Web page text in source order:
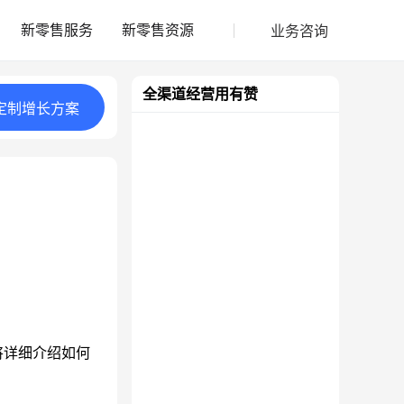
新零售服务 新零售资源 业务咨询
制 增长方案
细介绍如何
全渠道经营用有赞